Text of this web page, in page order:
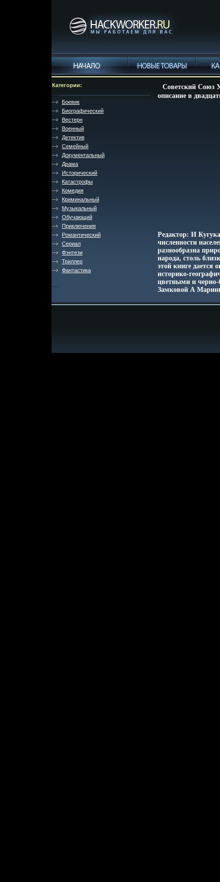
Категории:
Боевик
Биографический
Вестерн
Военный
Детектив
Семейный
Документальный
Драма
Исторический
Катастрофы
Комедия
Криминальный
Музыкальный
Обучающий
Приключения
Романтический
Сериал
Фэнтези
Триллер
Фантастика
Советский Союз
описание в
Редактор: И
численности
разнообразна
народа, столь
этой книге дается
историко-
цветными и черно-
Замковой А